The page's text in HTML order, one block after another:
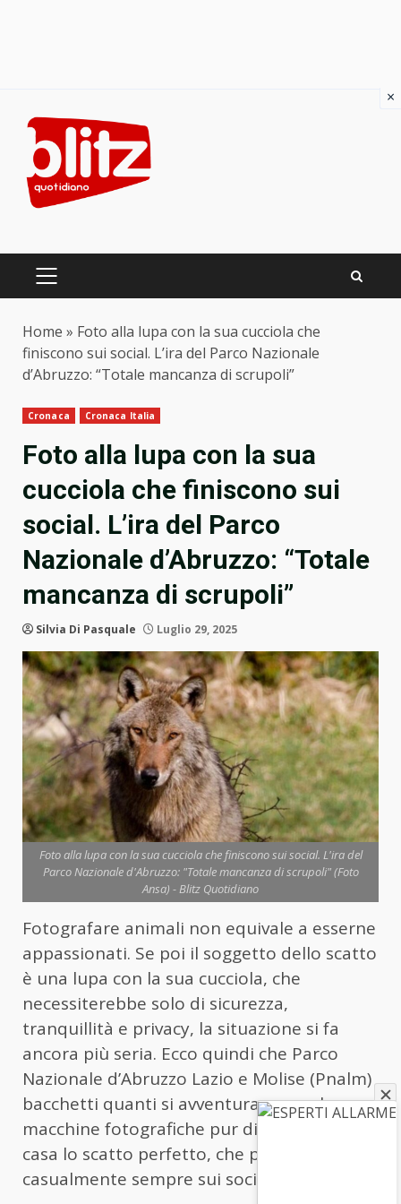
content
PRIMARY
Home » Foto alla lupa con la sua cucciola che
finiscono sui social. L’ira del Parco Nazionale
d’Abruzzo: “Totale mancanza di scrupoli”
Cronaca Cronaca Italia
Foto alla lupa con la sua
cucciola che finiscono sui
social. L’ira del Parco
Nazionale d’Abruzzo: “Totale
mancanza di scrupoli”
Silvia Di Pasquale Luglio 29, 2025
Foto alla lupa con la sua cucciola che finiscono sui social. L'ira del
Parco Nazionale d'Abruzzo: "Totale mancanza di scrupoli" (Foto
Ansa) - Blitz Quotidiano
Fotografare animali non equivale a esserne
appassionati. Se poi il soggetto dello scatto
è una lupa con la sua cucciola, che
necessiterebbe solo di sicurezza,
tranquillità e privacy, la situazione si fa
ancora più seria. Ecco quindi che Parco
Nazionale d’Abruzzo Lazio e Molise (Pnalm)
bacchetti quanti si avventurano con le
macchine fotografiche pur di portare a
casa lo scatto perfetto, che poi finisce non
casualmente sempre sui social.
×